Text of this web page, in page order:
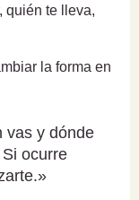
quién te lleva,
la forma en
vas y dónde
ocurre